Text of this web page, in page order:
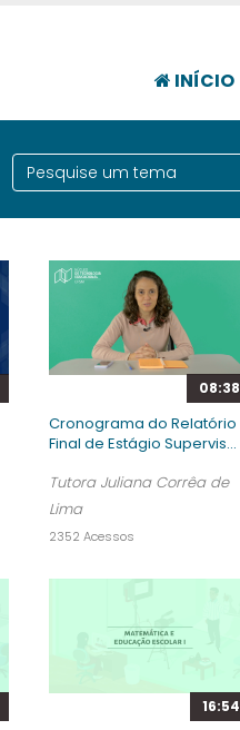
INÍCIO
08:38
Cronograma do Relatório
Final de Estágio Supervis...
Tutora Juliana Corrêa de
Lima
2352 Acessos
16:54